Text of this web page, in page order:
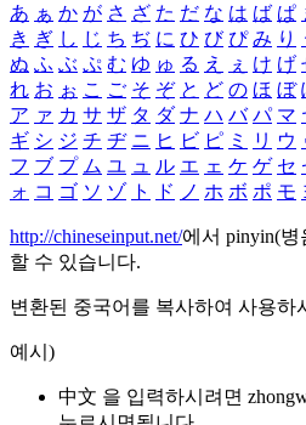
あ ぁ か が さ ざ た だ な は ば ぱ
き ぎ し じ ち ぢ に ひ び ぴ み り
ぬ ふ ぶ ぷ む ゆ ゅ る え ぇ け げ
れ お ぉ こ ご そ ぞ と ど の ほ ぼ
ア ァ カ サ ザ タ ダ ナ ハ バ パ マ
ギ シ ジ チ ヂ ニ ヒ ビ ピ ミ リ ウ
フ ブ プ ム ユ ュ ル エ ェ ケ ゲ セ
ォ コ ゴ ソ ゾ ト ド ノ ホ ボ ポ モ
http://chineseinput.net/에서 pinyin(
할 수 있습니다.
변환된 중국어를 복사하여 사용하
예시)
中文 을 입력하시려면